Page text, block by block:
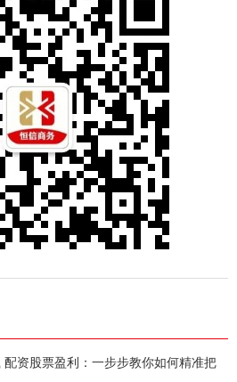
配资股票盈利：一步步教你如何精准把